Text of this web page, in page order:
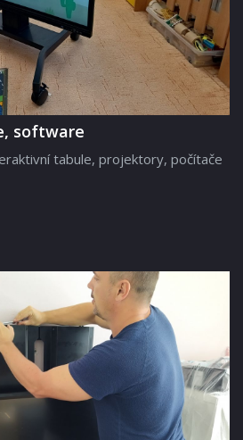
software
tabule, projektory, počítače